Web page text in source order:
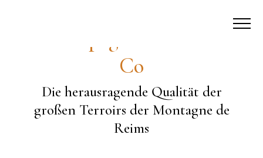
Co
Die herausragende Qualität der
großen Terroirs der Montagne de
Reims